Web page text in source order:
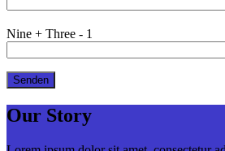
Nine + Three - 1
Our Story